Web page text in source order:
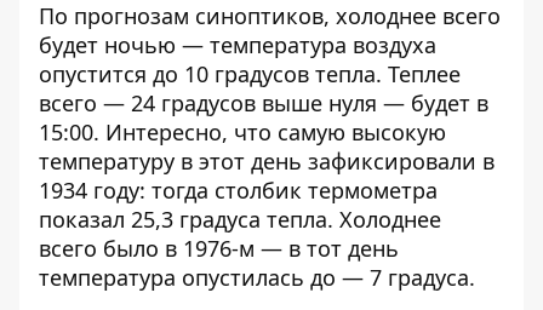
По прогнозам синоптиков, холоднее всего
будет ночью — температура воздуха
опустится до 10 градусов тепла. Теплее
всего — 24 градусов выше нуля — будет в
15:00. Интересно, что самую высокую
температуру в этот день зафиксировали в
1934 году: тогда столбик термометра
показал 25,3 градуса тепла. Холоднее
всего было в 1976-м — в тот день
температура опустилась до — 7 градуса.